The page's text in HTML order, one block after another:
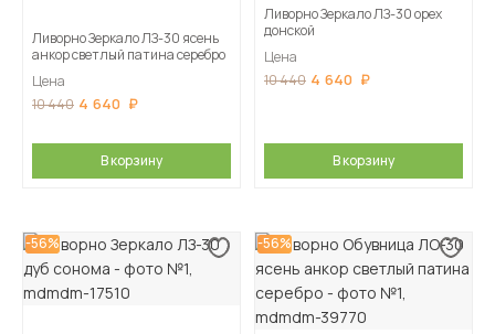
Ливорно Зеркало ЛЗ-30 ясень
анкор светлый патина серебро
Цена
10 440 4 640
В корзину
Ливорно Зеркало ЛЗ-30 орех
донской
Цена
10 440 4 640
В корзину
-56% -56%